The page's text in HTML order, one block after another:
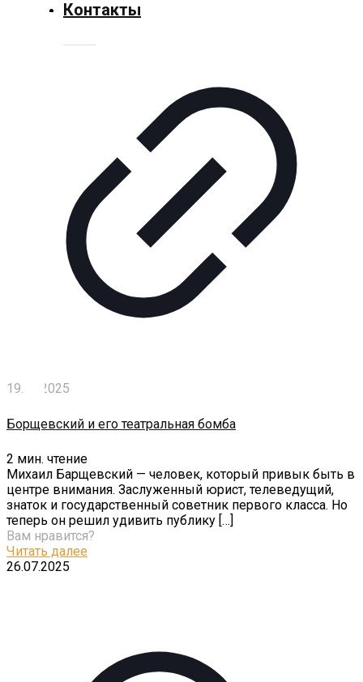
Технологии
читателя
Блокчейн
О
нас
Помощь
проекту
Контакты
19.10.2025
Борщевский и его театральная бомба
2 мин. чтение
Михаил Барщевский — человек, который привык быть в
центре внимания. Заслуженный юрист, телеведущий,
знаток и государственный советник первого класса. Но
теперь он решил удивить публику […]
Вам нравится?
Читать далее
26.07.2025